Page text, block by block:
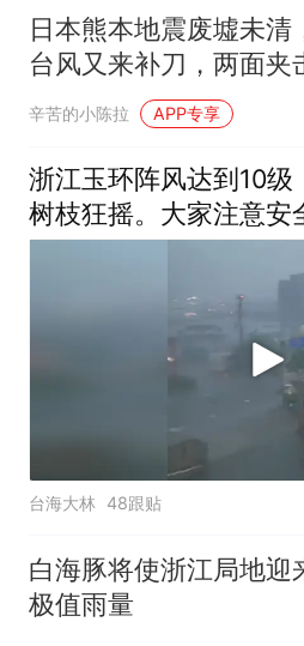
日本熊本地震废墟未清
台风又来补刀，两面夹
辛苦的小陈拉 APP专享
浙江玉环阵风达到10级
树枝狂摇。大家注意安
台海大林 48跟贴
白海豚将使浙江局地迎
极值雨量